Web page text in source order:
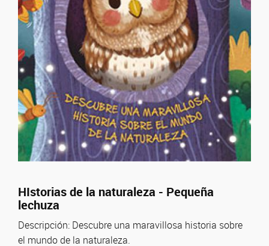
HIstorias de la naturaleza - Pequeña
lechuza
Descripción: Descubre una maravillosa historia sobre
el mundo de la naturaleza.